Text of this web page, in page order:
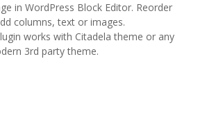
in WordPress Block Editor. Reorder
columns, text or images.
works with Citadela theme or any
3rd party theme.